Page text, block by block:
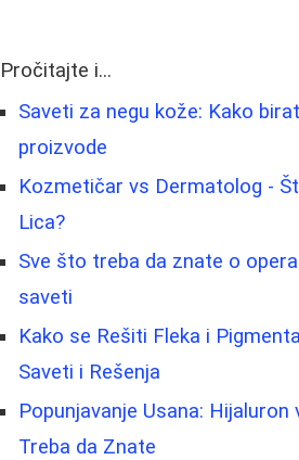
Pročitajte i...
Saveti za negu kože: Kako
proizvode
Kozmetičar vs Dermatolog -
Lica?
Sve što treba da znate o
saveti
Kako se Rešiti Fleka i
Saveti i Rešenja
Popunjavanje Usana:
Treba da Znate